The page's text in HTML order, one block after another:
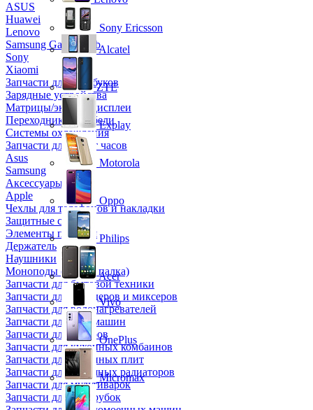
ASUS
Huawei
Lenovo
Samsung Galaxy Tab
Sony
Xiaomi
Запчасти для ноутбуков
Зарядные устройства
Матрицы/экраны/дисплеи
Переходники и кабели
Системы охлаждения
Запчасти для смарт часов
Asus
Samsung
Аксессуары
Apple
Чехлы для телефонов и накладки
Защитные стекла
Элементы питания
Держатель
Наушники
Моноподы (Селфи палка)
Запчасти для бытовой техники
Запчасти для блендеров и миксеров
Запчасти для водонагревателей
Запчасти для кофемашин
Запчасти для кулеров
Запчасти для кухонных комбаинов
Запчасти для кухонных плит
Запчасти для масляных радиаторов
Запчасти для мультиварок
Запчасти для мясорубок
Sony Ericsson
Alcatel
ZTE
Explay
Motorola
Oppo
Philips
Acer
Vivo
OnePlus
Micromax